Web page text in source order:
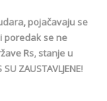
pojačavaju se
poredak se ne
Rs, stanje u
ZAUSTAVLJENE!